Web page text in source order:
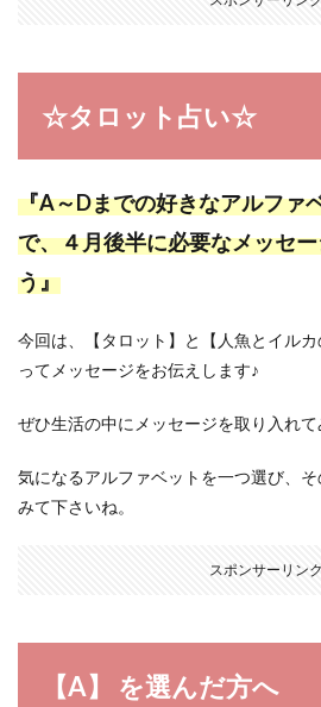
☆タロット占い☆
『A～Dまでの好きなアルファ
で、４月後半に必要なメッセ
う』
今回は、【タロット】と【人魚とイル
ってメッセージをお伝えします♪
ぜひ生活の中にメッセージを取り入れ
気になるアルファベットを一つ選び、
みて下さいね。
スポンサーリンク
【A】 を選んだ方へ